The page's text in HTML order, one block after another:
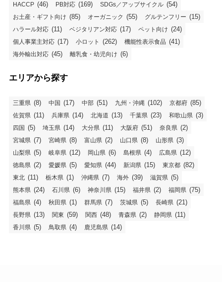
HACCP (46) PB対応 (169) SDGs／アップサイクル (54)
お土産・ギフト向け (85) オーガニック (55) グルテンフリー (15)
ハラール対応 (11) ベジタリアン対応 (17) ペット向け (24)
個人事業主対応 (17) 小ロット (262) 機能性表示食品 (41)
海外輸出対応 (45) 離乳食・幼児向け (6)
エリアから探す
三重県 (8) 中国 (17) 中部 (51) 九州・沖縄 (102) 京都府 (85)
佐賀県 (11) 兵庫県 (14) 北海道 (13) 千葉県 (23) 和歌山県 (3)
四国 (5) 埼玉県 (14) 大分県 (11) 大阪府 (51) 奈良県 (2)
宮城県 (7) 宮崎県 (8) 富山県 (2) 山口県 (8) 山形県 (3)
山梨県 (5) 岐阜県 (12) 岡山県 (6) 島根県 (4) 広島県 (12)
徳島県 (2) 愛媛県 (5) 愛知県 (44) 新潟県 (15) 東京都 (82)
東北 (11) 栃木県 (1) 沖縄県 (7) 海外 (39) 滋賀県 (5)
熊本県 (24) 石川県 (6) 神奈川県 (15) 福井県 (2) 福岡県 (75)
福島県 (4) 秋田県 (1) 群馬県 (7) 茨城県 (5) 長崎県 (21)
長野県 (13) 関東 (59) 関西 (48) 青森県 (2) 静岡県 (11)
香川県 (5) 鳥取県 (4) 鹿児島県 (14)